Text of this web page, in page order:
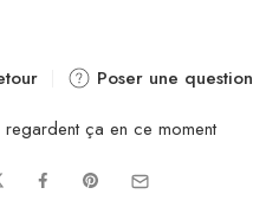
Poser une question
ça en ce moment